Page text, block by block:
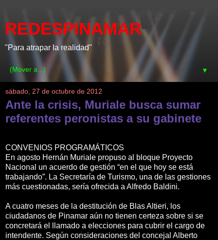
REDESPINAMAR
"Para atrapar la realidad"
▼
sábado, 27 de octubre de 2012
Ante la crisis, Muriale busca sumar
referentes peronistas a su gabinete
CONVENIOS PROGRAMÁTICOS
En agosto Hernán Muriale propuso al bloque Proyecto
Nacional un acuerdo de gestión “en el que hoy se está
trabajando”. La Secretaría de Turismo, una de las gestiones
más cuestionadas, sería ofrecida a Alfredo Baldini.
A cuatro meses de la destitución de Blas Altieri, los
ciudadanos de Pinamar aún no tienen certeza sobre si se
concretará el llamado a elecciones para cubrir el cargo de
intendente. Según consideraciones del concejal Alberto